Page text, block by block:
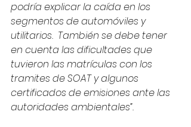
podría explicar la caída en los
segmentos de automóviles y
utilitarios.  También se debe tener
en cuenta las dificultades que
tuvieron las matrículas con los
tramites de SOAT y algunos
certificados de emisiones ante las
autoridades ambientales”.